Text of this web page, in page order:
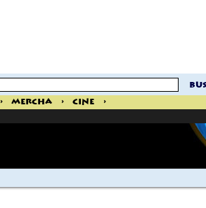
> Mercha > Cine
>